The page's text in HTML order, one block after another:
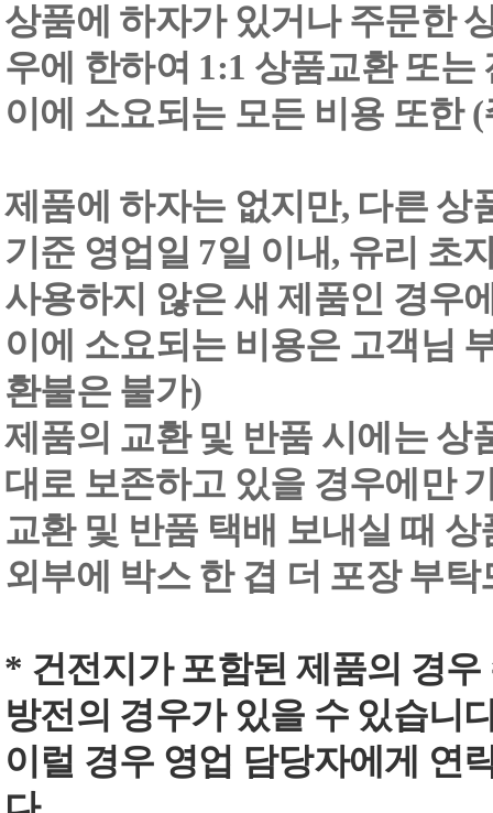
상품에 하자가 있거나 주문한
우에 한하여 1:1 상품교환 또는
이에 소요되는 모든 비용 또한
제품에 하자는 없지만, 다른 상
기준 영업일 7일 이내, 유리 초
사용하지 않은 새 제품인 경우
이에 소요되는 비용은 고객님
환불은 불가)
제품의 교환 및 반품 시에는 상
대로 보존하고 있을 경우에만
교환 및 반품 택배 보내실 때
외부에 박스 한 겹 더 포장 부탁
* 건전지가 포함된 제품의 경
방전의 경우가 있을 수 있습니
이럴 경우 영업 담당자에게 연